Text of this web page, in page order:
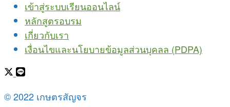
เข้าสู่ระบบเรียนออนไลน์
หลักสูตรอบรม
เกี่ยวกับเรา
เงื่อนไขและนโยบายข้อมูลส่วนบุคลล (PDPA)
© 2022 เกษตรสัญจร